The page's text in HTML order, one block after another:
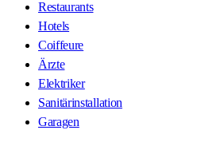
Restaurants
Hotels
Coiffeure
Ärzte
Elektriker
Sanitärinstallation
Garagen